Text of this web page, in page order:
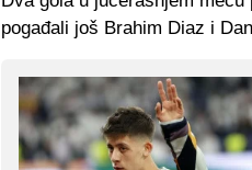
pogađali još Brahim Diaz i